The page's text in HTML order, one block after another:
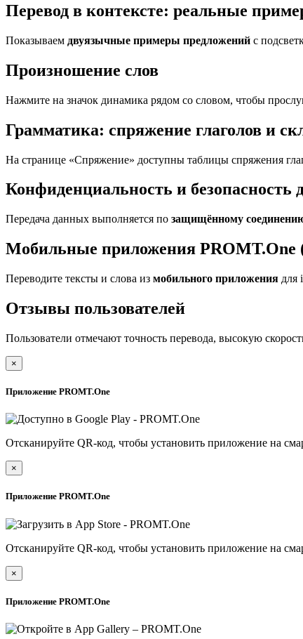
Перевод в контексте: реальные
Показываем двуязычные примеры предложений с
Произношение слов
Нажмите на значок динамика рядом со словом, чтобы
Грамматика: спряжение глаголов и
На странице «Спряжение» доступны таблицы спряжения
Конфиденциальность и безопасность
Передача данных выполняется по защищённому
Мобильные приложения PROMT.One
Переводите тексты и слова из мобильного приложения для
Отзывы пользователей
Пользователи отмечают точность перевода, высокую
×
Приложение PROMT.One
Отсканируйте QR-код, чтобы установить приложение на
×
Приложение PROMT.One
Отсканируйте QR-код, чтобы установить приложение на
×
Приложение PROMT.One